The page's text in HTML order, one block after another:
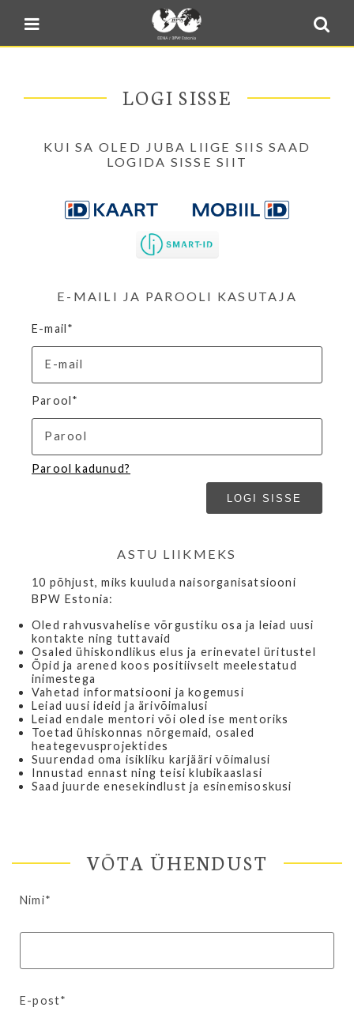
Sulge menüü
Blogi
E-pood
Minu BPW
In English
LOGI SISSE
KUI SA OLED JUBA LIIGE SIIS SAAD
LOGIDA SISSE SIIT
E-MAILI JA PAROOLI KASUTAJA
E-mail*
Parool*
Parool kadunud?
ASTU LIIKMEKS
10 põhjust, miks kuuluda naisorganisatsiooni
BPW Estonia:
Oled rahvusvahelise võrgustiku osa ja leiad uusi
kontakte ning tuttavaid
Osaled ühiskondlikus elus ja erinevatel üritustel
Õpid ja arened koos positiivselt meelestatud
inimestega
Vahetad informatsiooni ja kogemusi
Leiad uusi ideid ja ärivõimalusi
Leiad endale mentori või oled ise mentoriks
Toetad ühiskonnas nõrgemaid, osaled
heategevusprojektides
Suurendad oma isikliku karjääri võimalusi
Innustad ennast ning teisi klubikaaslasi
Saad juurde enesekindlust ja esinemisoskusi
VÕTA ÜHENDUST
Nimi*
E-post*